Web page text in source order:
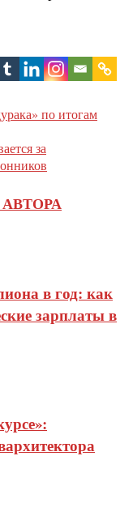
по итогам
за
в год: как
зарплаты в